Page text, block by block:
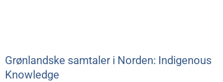
Grønlandske samtaler i Norden: Indigenous
Knowledge